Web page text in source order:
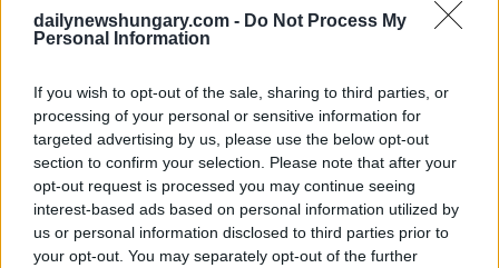
dailynewshungary.com - Do Not Process My
Personal Information
If you wish to opt-out of the sale, sharing to third parties, or
processing of your personal or sensitive information for
targeted advertising by us, please use the below opt-out
section to confirm your selection. Please note that after your
opt-out request is processed you may continue seeing
interest-based ads based on personal information utilized by
us or personal information disclosed to third parties prior to
your opt-out. You may separately opt-out of the further
movimentato 17.011 tonnellate di merci il mese scorso
L’aumento è dovuto a un’impennata del traffico, causata
conseguenza, l’aeroporto di Budapest sta dando ottimi
risultati, nonostante il rallentamento globale osservato nel
settore delle merci.
I passeggeri apprezzano il continuo sviluppo dell’aeroporto
internazionale Ferenc Liszt